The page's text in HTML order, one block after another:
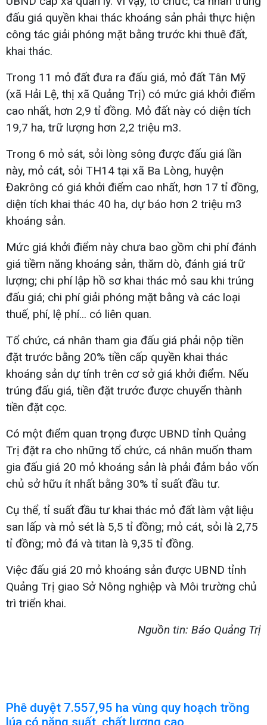
đấu giá quyền khai thác khoáng sản phải thực hiện
công tác giải phóng mặt bằng trước khi thuê đất,
khai thác.
Trong 11 mỏ đất đưa ra đấu giá, mỏ đất Tân Mỹ
(xã Hải Lệ, thị xã Quảng Trị) có mức giá khởi điểm
cao nhất, hơn 2,9 tỉ đồng. Mỏ đất này có diện tích
19,7 ha, trữ lượng hơn 2,2 triệu m3.
Trong 6 mỏ sát, sỏi lòng sông được đấu giá lần
này, mỏ cát, sỏi TH14 tại xã Ba Lòng, huyện
Đakrông có giá khởi điểm cao nhất, hơn 17 tỉ đồng,
diện tích khai thác 40 ha, dự báo hơn 2 triệu m3
khoáng sản.
Mức giá khởi điểm này chưa bao gồm chi phí đánh
giá tiềm năng khoáng sản, thăm dò, đánh giá trữ
lượng; chi phí lập hồ sơ khai thác mỏ sau khi trúng
đấu giá; chi phí giải phóng mặt bằng và các loại
thuế, phí, lệ phí... có liên quan.
Tổ chức, cá nhân tham gia đấu giá phải nộp tiền
đặt trước bằng 20% tiền cấp quyền khai thác
khoáng sản dự tính trên cơ sở giá khởi điểm. Nếu
trúng đấu giá, tiền đặt trước được chuyển thành
tiền đặt cọc.
Có một điểm quan trọng được UBND tỉnh Quảng
Trị đặt ra cho những tổ chức, cá nhân muốn tham
gia đấu giá 20 mỏ khoáng sản là phải đảm bảo vốn
chủ sở hữu ít nhất bằng 30% tỉ suất đầu tư.
Cụ thể, tỉ suất đầu tư khai thác mỏ đất làm vật liệu
san lấp và mỏ sét là 5,5 tỉ đồng; mỏ cát, sỏi là 2,75
tỉ đồng; mỏ đá và titan là 9,35 tỉ đồng.
Việc đấu giá 20 mỏ khoáng sản được UBND tỉnh
Quảng Trị giao Sở Nông nghiệp và Môi trường chủ
trì triển khai.
Nguồn tin: Báo Quảng Trị
Phê duyệt 7.557,95 ha vùng quy hoạch trồng
lúa có năng suất, chất lượng cao